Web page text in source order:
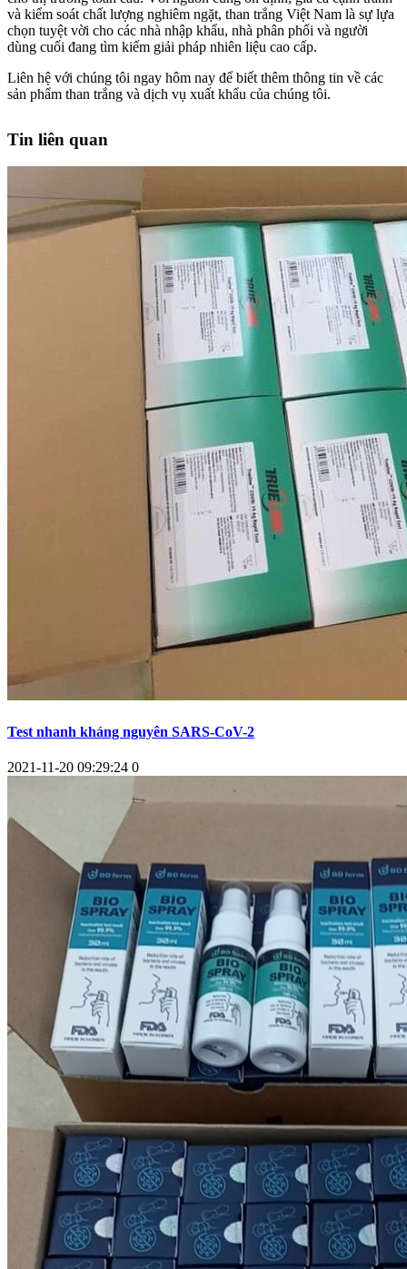
và kiểm soát chất lượng nghiêm ngặt, than trắng Việt Nam là sự lựa
chọn tuyệt vời cho các nhà nhập khẩu, nhà phân phối và người
dùng cuối đang tìm kiếm giải pháp nhiên liệu cao cấp.
Liên hệ với chúng tôi ngay hôm nay để biết thêm thông tin về các
sản phẩm than trắng và dịch vụ xuất khẩu của chúng tôi.
Tin liên quan
Test nhanh kháng nguyên SARS-CoV-2
2021-11-20 09:29:24 0